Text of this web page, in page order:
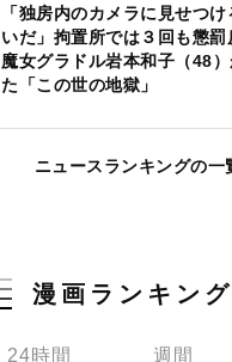
「独房内のカメラに見せつ
いだ」拘置所では３回も懲
魔女グラドル岩本和子（48
た「この世の地獄」
ニュースランキングの一
漫画ランキング
24時間 週間